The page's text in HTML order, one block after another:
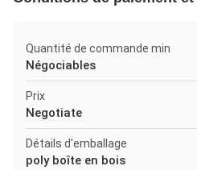
Quantité de commande min
Négociables
Prix
Negotiate
Détails d'emballage
poly boîte en bois